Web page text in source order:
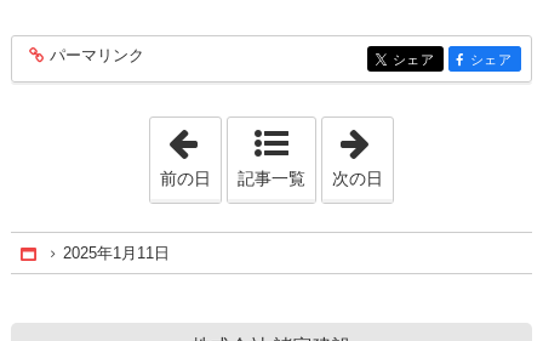
entry158
パーマリンク entry158
シェア entry158
シェア
「2024年12月27日」
前の日 記事一覧 次の日
Home
2025年1月11日